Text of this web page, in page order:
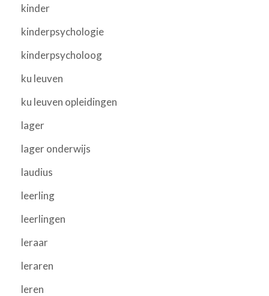
kinder
kinderpsychologie
kinderpsycholoog
ku leuven
ku leuven opleidingen
lager
lager onderwijs
laudius
leerling
leerlingen
leraar
leraren
leren